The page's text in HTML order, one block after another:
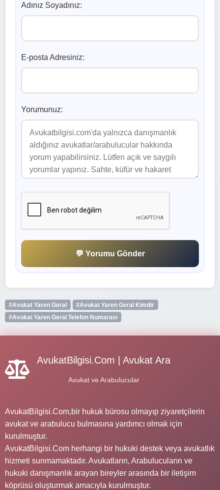
Adınız Soyadınız:
E-posta Adresiniz:
Yorumunuz:
💬 Yorumu Gönder
#Avukat Yaren Geral
#Avukat Yaren Geral Kimdir
#Avukat Yaren Geral Telefon Numarası
AvukatBilgisi.Com | Avukat Ara
Avukat ve Arabulucular
AvukatBilgisi.Com,bir hukuk bürosu olmayıp ziyaretçilerin
avukat ve arabulucu bulmasına yardımcı olmak için
kurulmuştur.
AvukatBilgisi.Com herhangi bir hukuki destek veya avukatlık
hizmeti sunmamaktadır. Avukatların, Arabulucuların ve
hukuki danışmanlık arayan bireyler arasında bir iletişim
köprüsü oluşturmak amacıyla kurulmuştur.